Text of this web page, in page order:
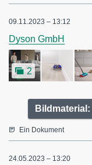
09.11.2023 – 13:12
Dyson GmbH
2
Ein Dokument
24.05.2023 – 13:20